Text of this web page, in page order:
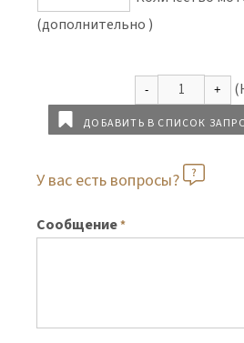
(дополнительно )
ДОБАВИТЬ В СПИСОК
У вас есть вопросы?
Сообщение*